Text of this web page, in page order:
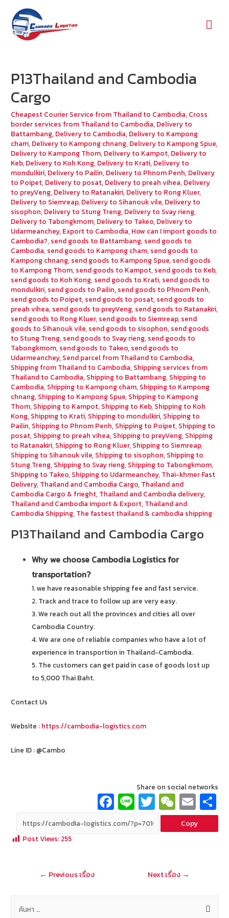
P13Thailand and Cambodia
Cargo
Cheapest Courier Service from Thailand to Cambodia, Cross
border services from Thailand to Cambodia, Delivery to
Battambang, Delivery to Cambodia, Delivery to Kampong
cham, Delivery to Kampong chnang, Delivery to Kampong Spue,
Delivery to Kampong Thom, Delivery to Kampot, Delivery to
Keb, Delivery to Koh Kong, Delivery to Krati, Delivery to
mondulkiri, Delivery to Pailin, Delivery to Phnom Penh, Delivery
to Poipet, Delivery to posat, Delivery to preah vihea, Delivery
to preyVeng, Delivery to Ratanakiri, Delivery to Rong Kluer,
Delivery to Siemreap, Delivery to Sihanouk vile, Delivery to
sisophon, Delivery to Stung Treng, Delivery to Svay rieng,
Delivery to Tabongkmom, Delivery to Takeo, Delivery to
Udarmeanchey, Export to Cambodia, How can I import goods to
Cambodia?, send goods to Battambang, send goods to
Cambodia, send goods to Kampong cham, send goods to
Kampong chnang, send goods to Kampong Spue, send goods
to Kampong Thom, send goods to Kampot, send goods to Keb,
send goods to Koh Kong, send goods to Krati, send goods to
mondulkiri, send goods to Pailin, send goods to Phnom Penh,
send goods to Poipet, send goods to posat, send goods to
preah vihea, send goods to preyVeng, send goods to Ratanakiri,
send goods to Rong Kluer, send goods to Siemreap, send
goods to Sihanouk vile, send goods to sisophon, send goods
to Stung Treng, send goods to Svay rieng, send goods to
Tabongkmom, send goods to Takeo, send goods to
Udarmeanchey, Send parcel from Thailand to Cambodia,
Shipping from Thailand to Cambodia, Shipping services from
Thailand to Cambodia, Shipping to Battambang, Shipping to
Cambodia, Shipping to Kampong cham, Shipping to Kampong
chnang, Shipping to Kampong Spue, Shipping to Kampong
Thom, Shipping to Kampot, Shipping to Keb, Shipping to Koh
Kong, Shipping to Krati, Shipping to mondulkiri, Shipping to
Pailin, Shipping to Phnom Penh, Shipping to Poipet, Shipping to
posat, Shipping to preah vihea, Shipping to preyVeng, Shipping
to Ratanakiri, Shipping to Rong Kluer, Shipping to Siemreap,
Shipping to Sihanouk vile, Shipping to sisophon, Shipping to
Stung Treng, Shipping to Svay rieng, Shipping to Tabongkmom,
Shipping to Takeo, Shipping to Udarmeanchey, Thai-khmer Fast
Delivery, Thailand and Cambodia Cargo, Thailand and
Cambodia Cargo & frieght, Thailand and Cambodia delivery,
Thailand and Cambodia import & Export, Thailand and
Cambodia Shipping, The fastest thailand & cambodia shipping
P13Thailand and Cambodia Cargo
Why we choose Cambodia Logistics for
transportation?
1. we have reasonable shipping fee and fast service.
2. Track and trace to follow up are very easy.
3. We reach out all the provinces and cities all over
Cambodia Country.
4. We are one of reliable companies who have a lot of
experience in transportion in Thailand-Cambodia.
5. The customers can get paid in case of goods lost up
to 5,000 Thai Baht.
Contact Us
Website : https://cambodia-logistics.com
Line ID : @Cambo
Share on social networks
Fa
ce
b
Li
n
e
T
wi
tt
W
e
C
at
E
m
ai
Copy
Post Views: 255
แนะแนว
← Previous เรื่อง Next เรื่อง →